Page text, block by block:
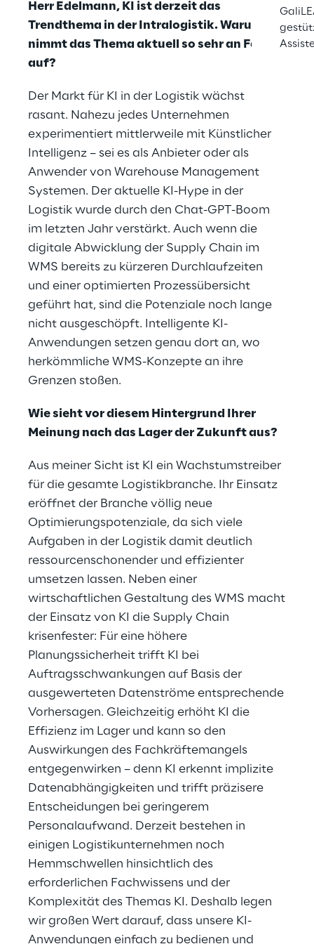
Herr Edelmann, KI ist derzeit das
Trendthema in der Intralogistik. Warum
nimmt das Thema aktuell so sehr an Fahrt
auf?
Der Markt für KI in der Logistik wächst
rasant. Nahezu jedes Unternehmen
experimentiert mittlerweile mit Künstlicher
Intelligenz – sei es als Anbieter oder als
Anwender von Warehouse Management
Systemen. Der aktuelle KI-Hype in der
Logistik wurde durch den Chat-GPT-Boom
im letzten Jahr verstärkt. Auch wenn die
digitale Abwicklung der Supply Chain im
WMS bereits zu kürzeren Durchlaufzeiten
und einer optimierten Prozessübersicht
geführt hat, sind die Potenziale noch lange
nicht ausgeschöpft. Intelligente KI-
Anwendungen setzen genau dort an, wo
herkömmliche WMS-Konzepte an ihre
Grenzen stoßen.
Wie sieht vor diesem Hintergrund Ihrer
Meinung nach das Lager der Zukunft aus?
Aus meiner Sicht ist KI ein Wachstumstreiber
für die gesamte Logistikbranche. Ihr Einsatz
eröffnet der Branche völlig neue
Optimierungspotenziale, da sich viele
Aufgaben in der Logistik damit deutlich
ressourcenschonender und effizienter
umsetzen lassen. Neben einer
wirtschaftlichen Gestaltung des WMS macht
der Einsatz von KI die Supply Chain
krisenfester: Für eine höhere
Planungssicherheit trifft KI bei
Auftragsschwankungen auf Basis der
ausgewerteten Datenströme entsprechende
Vorhersagen. Gleichzeitig erhöht KI die
Effizienz im Lager und kann so den
Auswirkungen des Fachkräftemangels
entgegenwirken – denn KI erkennt implizite
Datenabhängigkeiten und trifft präzisere
Entscheidungen bei geringerem
Personalaufwand. Derzeit bestehen in
einigen Logistikunternehmen noch
Hemmschwellen hinsichtlich des
erforderlichen Fachwissens und der
Komplexität des Themas KI. Deshalb legen
wir großen Wert darauf, dass unsere KI-
Anwendungen einfach zu bedienen und